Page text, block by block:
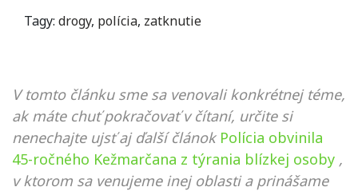
Tagy: drogy, polícia, zatknutie
V tomto článku sme sa venovali konkrétnej téme,
ak máte chuť pokračovať v čítaní, určite si
nenechajte ujsť aj ďalší článok Polícia obvinila
45-ročného Kežmarčana z týrania blízkej osoby ,
v ktorom sa venujeme inej oblasti a prinášame